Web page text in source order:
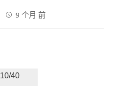
9 个月 前
10/40